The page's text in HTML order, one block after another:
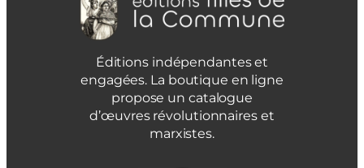
Éditions indépendantes et
engagées. La boutique en ligne
propose un catalogue
d’œuvres révolutionnaires et
marxistes.